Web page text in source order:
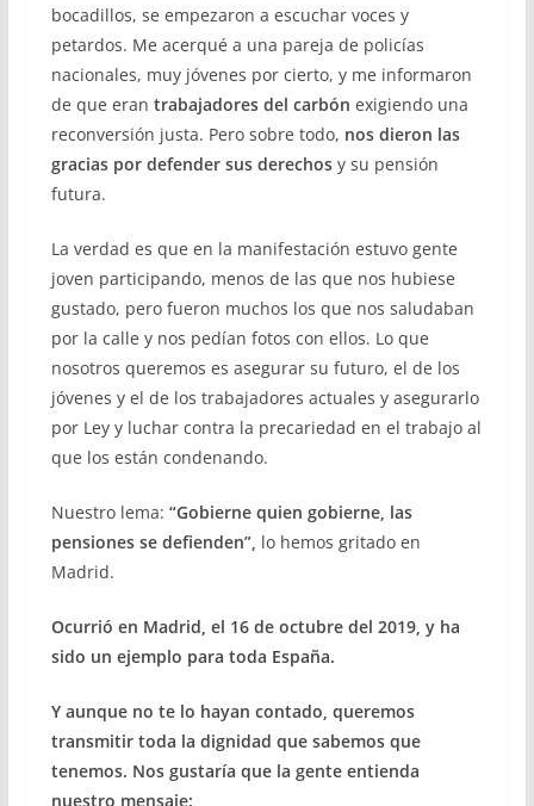
bocadillos, se empezaron a escuchar voces y
petardos. Me acerqué a una pareja de policías
nacionales, muy jóvenes por cierto, y me informaron
de que eran trabajadores del carbón exigiendo una
reconversión justa. Pero sobre todo, nos dieron las
gracias por defender sus derechosy su pensión
futura.
La verdad es que en la manifestación estuvo gente
joven participando, menos de las que nos hubiese
gustado, pero fueron muchos los que nos saludaban
por la calle y nos pedían fotos con ellos. Lo que
nosotros queremos es asegurar su futuro, el de los
jóvenes y el de los trabajadores actuales y asegurarlo
por Ley y luchar contra la precariedad en el trabajo al
que los están condenando.
Nuestro lema: “Gobierne quien gobierne, las
pensiones se defienden”, lo hemos gritado en
Madrid.
Ocurrió en Madrid, el 16 de octubre del 2019, y ha
sido un ejemplo para toda España.
Y aunque no te lo hayan contado, queremos
transmitir toda la dignidad que sabemos que
tenemos. Nos gustaría que la gente entienda
nuestro mensaje: